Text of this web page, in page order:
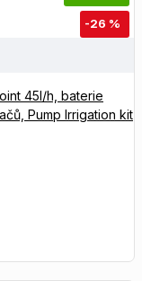
-26 %
45l/h, baterie
Pump Irrigation kit